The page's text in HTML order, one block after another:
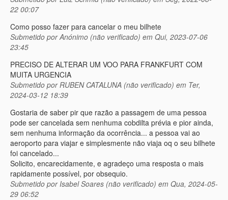
22 00:07
Como posso fazer para cancelar o meu bilhete
Submetido porAnónimo (não verificado) em Qui, 2023-07-06
23:45
PRECISO DE ALTERAR UM VOO PARA FRANKFURT COM
MUITA URGENCIA
Submetido porRUBEN CATALUNA (não verificado) em Ter,
2024-03-12 18:39
Gostaria de saber pir que razão a passagem de uma pessoa
pode ser cancelada sem nenhuma cobdilta prévia e pior ainda,
sem nenhuma informação da ocorrência... a pessoa vai ao
aeroporto para viajar e simplesmente não viaja oq o seu bilhete
foi cancelado...
Solicito, encarecidamente, e agradeço uma resposta o mais
rapidamente possível, por obsequio.
Submetido porIsabel Soares (não verificado) em Qua, 2024-05-
29 06:52